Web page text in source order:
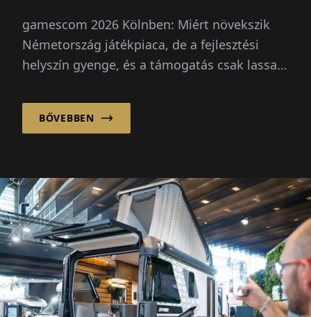
gamescom 2026 Kölnben: Miért növekszik
Németország játékpiaca, de a fejlesztési
helyszín gyenge, és a támogatás csak lassan
BŐVEBBEN